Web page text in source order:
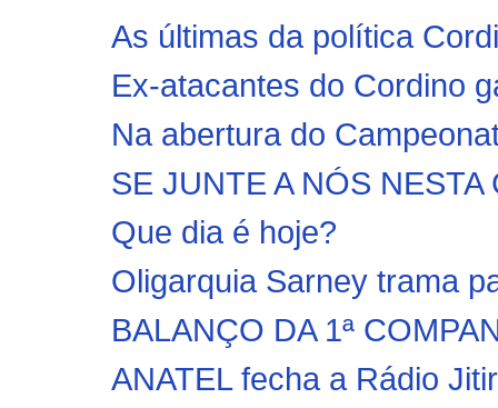
As últimas da política
Ex-atacantes do Cordino
Na abertura do
SE JUNTE A NÓS NESTA
Que dia é hoje?
Oligarquia Sarney trama
BALANÇO DA 1ª
ANATEL fecha a Rádio